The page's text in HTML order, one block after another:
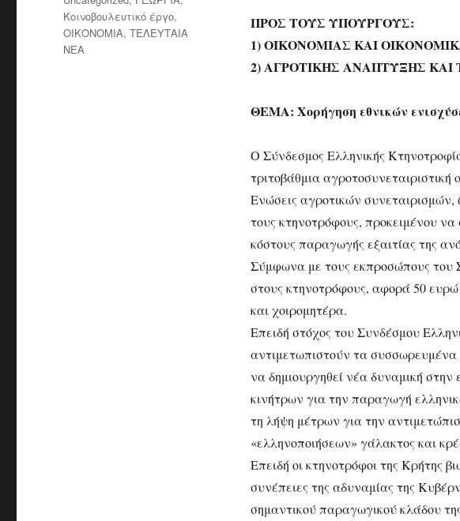
ΠΡΟΣ ΤΟΥΣ ΥΠΟΥΡΓΟΥΣ:
1) ΟΙΚΟΝΟΜΙΑΣ ΚΑΙ
2) ΑΓΡΟΤΙΚΗΣ ΑΝΑΠΤΥΞΗΣ ΚΑΙ
ΘΕΜΑ: Χορήγηση εθνικών
Ο Σύνδεσμος Ελληνικής
τριτοβάθμια
Ενώσεις αγροτικών
τους κτηνοτρόφους, προκειμένου
κόστους παραγωγής εξαιτίας της
Σύμφωνα με τους εκπροσώπους του
στους κτηνοτρόφους, αφορά 50
και χοιρομητέρα.
Επειδή στόχος του Συνδέσμου
αντιμετωπιστούν τα
να δημιουργηθεί νέα δυναμική στην
κινήτρων για την παραγωγή
τη λήψη μέτρων για την
«ελληνοποιήσεων» γάλακτος και
Επειδή οι κτηνοτρόφοι της Κρήτης
συνέπειες της αδυναμίας της
σημαντικού παραγωγικού κλάδου
Κοινοβουλευτικό έργο,
ΟΙΚΟΝΟΜΙΑ,ΤΕΛΕΥΤΑΙΑ
ΝΕΑ